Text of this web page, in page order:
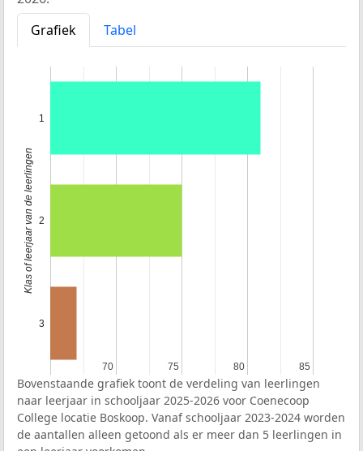
Grafiek
Tabel
70
70 75
75 80
80 85
85
1
2
3
Klas of leerjaar van de leerlingen
Bovenstaande grafiek toont de verdeling van leerlingen
naar leerjaar in schooljaar 2025-2026 voor Coenecoop
College locatie Boskoop. Vanaf schooljaar 2023-2024 worden
de aantallen alleen getoond als er meer dan 5 leerlingen in